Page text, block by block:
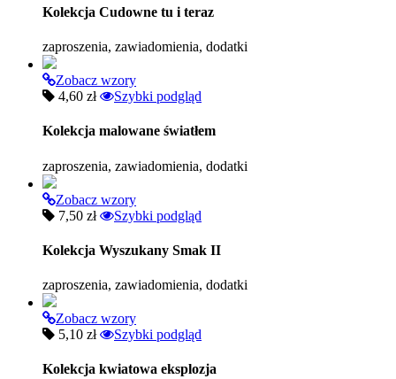
Kolekcja Cudowne tu i teraz
zaproszenia, zawiadomienia, dodatki
Zobacz wzory
4,60 zł
Szybki podgląd
Kolekcja malowane światłem
zaproszenia, zawiadomienia, dodatki
Zobacz wzory
7,50 zł
Szybki podgląd
Kolekcja Wyszukany Smak II
zaproszenia, zawiadomienia, dodatki
Zobacz wzory
5,10 zł
Szybki podgląd
Kolekcja kwiatowa eksplozja